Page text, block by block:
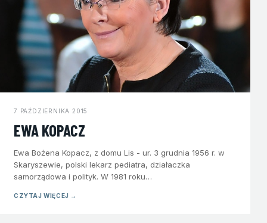
7 PAŹDZIERNIKA 2015
EWA KOPACZ
Ewa Bożena Kopacz, z domu Lis - ur. 3 grudnia 1956 r. w
Skaryszewie, polski lekarz pediatra, działaczka
samorządowa i polityk. W 1981 roku…
CZYTAJ WIĘCEJ →